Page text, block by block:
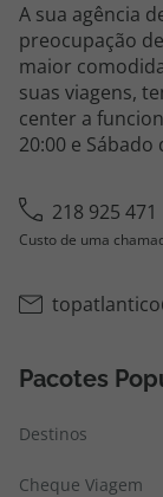
A sua agência
preocupação
maior
suas viagens,
center a
20:00 e Sábado
218 925 471
Custo de uma
Pacotes
Destinos
Cheque Viagem